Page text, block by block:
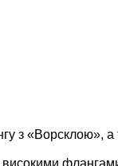
з «Ворсклою»,
високими